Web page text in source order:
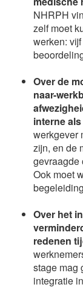
NHRPH
zelf moet
werken:
Over de m
naar-
interne
werkgever
zijn, en de
gevraagde
Ook moet
Over het
redenen
stage mag
integratie